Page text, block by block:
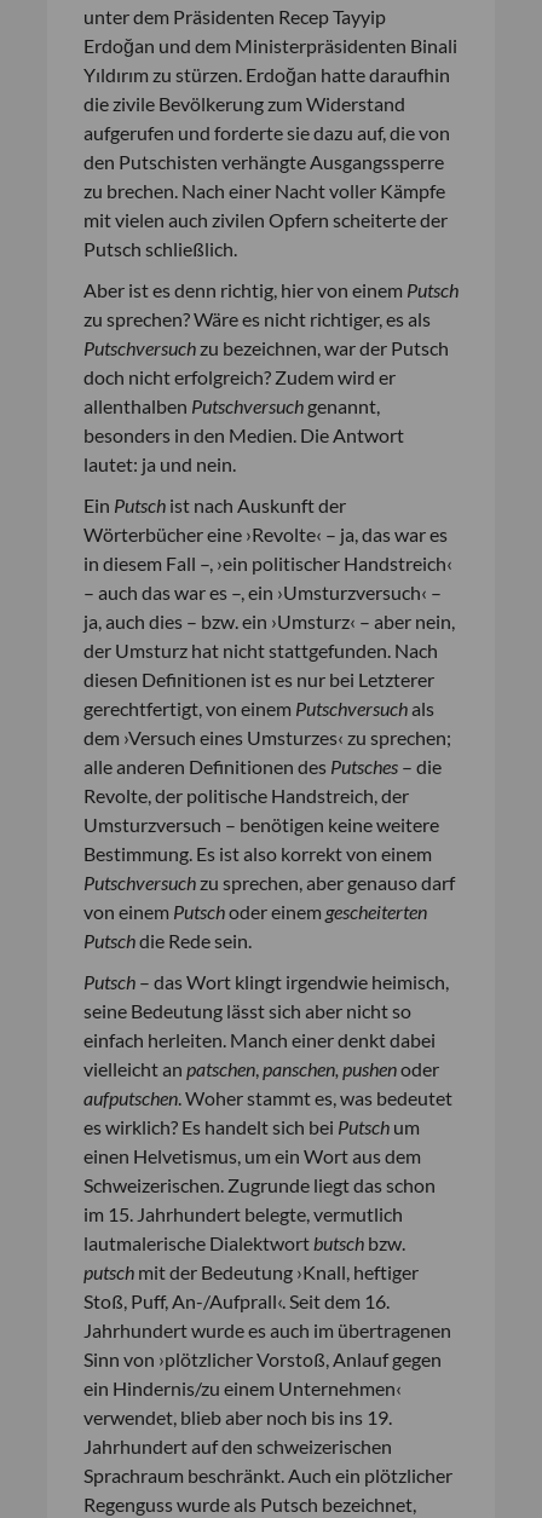
unter dem Präsidenten Recep Tayyip
Erdoğan und dem Ministerpräsidenten Binali
Yıldırım zu stürzen. Erdoğan hatte daraufhin
die zivile Bevölkerung zum Widerstand
aufgerufen und forderte sie dazu auf, die von
den Putschisten verhängte Ausgangssperre
zu brechen. Nach einer Nacht voller Kämpfe
mit vielen auch zivilen Opfern scheiterte der
Putsch schließlich.
Aber ist es denn richtig, hier von einem Putsch
zu sprechen? Wäre es nicht richtiger, es als
Putschversuchzu bezeichnen, war der Putsch
doch nicht erfolgreich? Zudem wird er
allenthalben Putschversuch genannt,
besonders in den Medien. Die Antwort
lautet: ja und nein.
Ein Putsch ist nach Auskunft der
Wörterbücher eine ›Revolte‹ – ja, das war es
in diesem Fall –, ›ein politischer Handstreich‹
– auch das war es –, ein ›Umsturzversuch‹ –
ja, auch dies – bzw. ein ›Umsturz‹ – aber nein,
der Umsturz hat nicht stattgefunden. Nach
diesen Definitionen ist es nur bei Letzterer
gerechtfertigt, von einem Putschversuchals
dem ›Versuch eines Umsturzes‹ zu sprechen;
alle anderen Definitionen des Putsches – die
Revolte, der politische Handstreich, der
Umsturzversuch – benötigen keine weitere
Bestimmung. Es ist also korrekt von einem
Putschversuchzu sprechen, aber genauso darf
von einem Putschoder einem gescheiterten
Putschdie Rede sein.
Putsch – das Wort klingt irgendwie heimisch,
seine Bedeutung lässt sich aber nicht so
einfach herleiten. Manch einer denkt dabei
vielleicht an patschen panschen, pushenoder
aufputschen . Woher stammt es, was bedeutet
es wirklich? Es handelt sich bei Putsch um
einen Helvetismus, um ein Wort aus dem
Schweizerischen. Zugrunde liegt das schon
im 15. Jahrhundert belegte, vermutlich
lautmalerische Dialektwort butsch bzw.
putsch mit der Bedeutung ›Knall, heftiger
Stoß, Puff, An-/Aufprall‹. Seit dem 16.
Jahrhundert wurde es auch im übertragenen
Sinn von ›plötzlicher Vorstoß, Anlauf gegen
ein Hindernis/zu einem Unternehmen‹
verwendet, blieb aber noch bis ins 19.
Jahrhundert auf den schweizerischen
Sprachraum beschränkt. Auch ein plötzlicher
Regenguss wurde als Putsch bezeichnet,